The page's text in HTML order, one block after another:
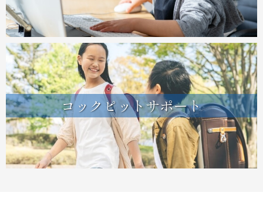
コックピットサポート